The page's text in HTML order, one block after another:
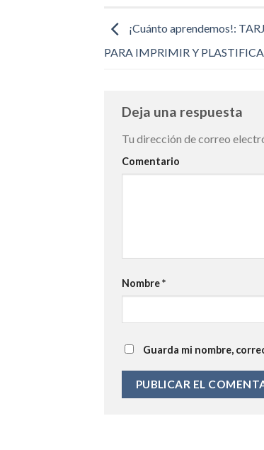
¡Cuánto aprendemos!:
PARA IMPRIMIR Y
Deja una respuesta
Tu dirección de correo
Comentario
Nombre*
Guarda mi nombre,